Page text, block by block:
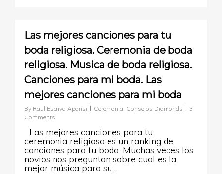
Las mejores canciones para tu
boda religiosa. Ceremonia de boda
religiosa. Musica de boda religiosa.
Canciones para mi boda. Las
mejores canciones para mi boda
By Raul Escriva Aparisi Ceremonia, Consejos Diamonds
3
Comments
Las mejores canciones para tu
ceremonia religiosa es un ranking de
canciones para tu boda. Muchas veces los
novios nos preguntan sobre cual es la
mejor música para su…